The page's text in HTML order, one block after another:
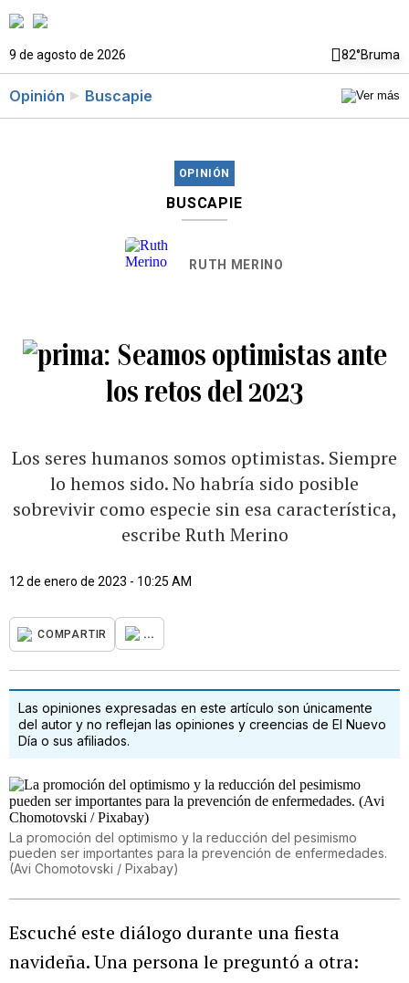
9 de agosto de 2026 82°Bruma
Opinión Buscapie
OPINIÓN
BUSCAPIE
RUTH MERINO
Seamos optimistas ante
los retos del 2023
Los seres humanos somos optimistas. Siempre
lo hemos sido. No habría sido posible
sobrevivir como especie sin esa característica,
escribe Ruth Merino
12 de enero de 2023 - 10:25 AM
COMPARTIR ...
Las opiniones expresadas en este artículo son únicamente
del autor y no reflejan las opiniones y creencias de El Nuevo
Día o sus afiliados.
La promoción del optimismo y la reducción del pesimismo
pueden ser importantes para la prevención de enfermedades.
(Avi Chomotovski / Pixabay)
Escuché este diálogo durante una fiesta
navideña. Una persona le preguntó a otra: